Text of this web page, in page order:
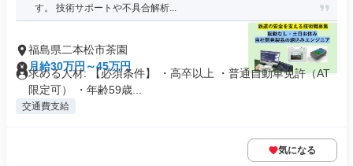
す。 技術サポートや不具合解析...
福島県二本松市茶園
月給30万円～45万円
求める人材: 【必須条件】 ・高卒以上 ・普通自動車免許（AT
限定可） ・年齢59歳...
交通費支給
気になる